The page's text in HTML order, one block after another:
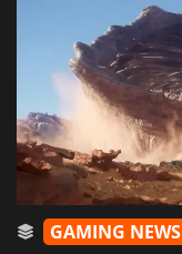
GAMING NEWS